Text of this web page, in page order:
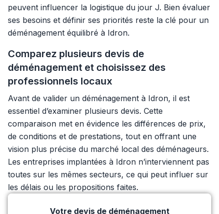
peuvent influencer la logistique du jour J. Bien évaluer
ses besoins et définir ses priorités reste la clé pour un
déménagement équilibré à Idron.
Comparez plusieurs devis de
déménagement et choisissez des
professionnels locaux
Avant de valider un déménagement à Idron, il est
essentiel d’examiner plusieurs devis. Cette
comparaison met en évidence les différences de prix,
de conditions et de prestations, tout en offrant une
vision plus précise du marché local des déménageurs.
Les entreprises implantées à Idron n’interviennent pas
toutes sur les mêmes secteurs, ce qui peut influer sur
les délais ou les propositions faites.
Votre devis de déménagement